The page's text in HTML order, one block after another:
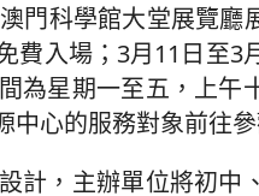
門科學館大堂展覽
費入場；3月11日至
為星期一至五，上
心的服務對象前往參
計，主辦單位將初